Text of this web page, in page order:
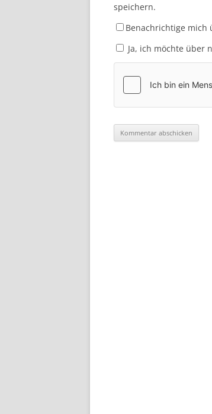
speichern.
Benachrichtige mich
Ja, ich möchte über